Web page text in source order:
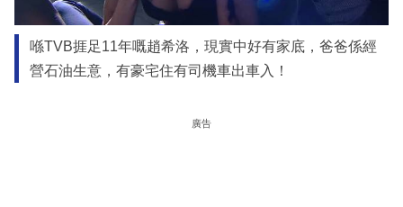
喺TVB捱足11年嘅趙希洛，現實中好有家底，爸爸係經
營石油生意，有豪宅住有司機車出車入！
廣告